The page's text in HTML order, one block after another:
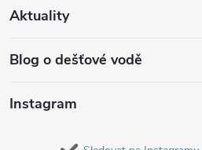
Aktuality
Blog o dešťové vodě
Instagram